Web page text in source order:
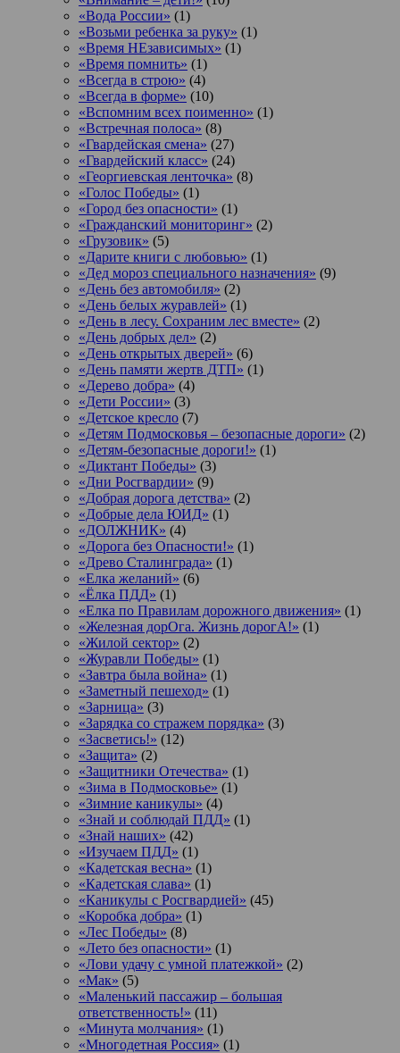
«Вода России» (1)
«Возьми ребенка за руку» (1)
«Время НЕзависимых» (1)
«Время помнить» (1)
«Всегда в строю» (4)
«Всегда в форме» (10)
«Вспомним всех поименно» (1)
«Встречная полоса» (8)
«Гвардейская смена» (27)
«Гвардейский класс» (24)
«Георгиевская ленточка» (8)
«Голос Победы» (1)
«Город без опасности» (1)
«Гражданский мониторинг» (2)
«Грузовик» (5)
«Дарите книги с любовью» (1)
«Дед мороз специального назначения» (9)
«День без автомобиля» (2)
«День белых журавлей» (1)
«День в лесу. Сохраним лес вместе» (2)
«День добрых дел» (2)
«День открытых дверей» (6)
«День памяти жертв ДТП» (1)
«Дерево добра» (4)
«Дети России» (3)
«Детское кресло (7)
«Детям Подмосковья – безопасные дороги» (2)
«Детям-безопасные дороги!» (1)
«Диктант Победы» (3)
«Дни Росгвардии» (9)
«Добрая дорога детства» (2)
«Добрые дела ЮИД» (1)
«ДОЛЖНИК» (4)
«Дорога без Опасности!» (1)
«Древо Сталинграда» (1)
«Елка желаний» (6)
«Ёлка ПДД» (1)
«Елка по Правилам дорожного движения» (1)
«Железная дорОга. Жизнь дорогА!» (1)
«Жилой сектор» (2)
«Журавли Победы» (1)
«Завтра была война» (1)
«Заметный пешеход» (1)
«Зарница» (3)
«Зарядка со стражем порядка» (3)
«Засветись!» (12)
«Защита» (2)
«Защитники Отечества» (1)
«Зима в Подмосковье» (1)
«Зимние каникулы» (4)
«Знай и соблюдай ПДД» (1)
«Знай наших» (42)
«Изучаем ПДД» (1)
«Кадетская весна» (1)
«Кадетская слава» (1)
«Каникулы с Росгвардией» (45)
«Коробка добра» (1)
«Лес Победы» (8)
«Лето без опасности» (1)
«Лови удачу с умной платежкой» (2)
«Мак» (5)
«Маленький пассажир – большая
ответственность!» (11)
«Минута молчания» (1)
«Многодетная Россия» (1)